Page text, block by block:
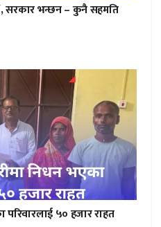
सरकार भन्छन – कुनै सहमति
५० हजार राहत